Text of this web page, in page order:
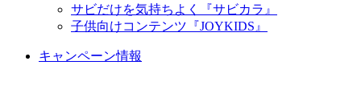
サビだけを気持ちよく『サビカラ』
子供向けコンテンツ『JOYKIDS』
キャンペーン情報